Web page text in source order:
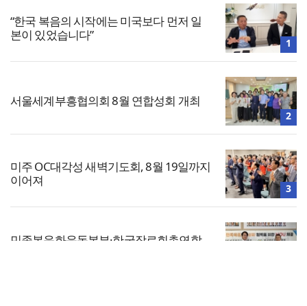
“한국 복음의 시작에는 미국보다 먼저 일
본이 있었습니다”
1
서울세계부흥협의회 8월 연합성회 개최
2
미주 OC대각성 새벽기도회, 8월 19일까지
이어져
3
민족복음화운동본부·한국장로회총연합